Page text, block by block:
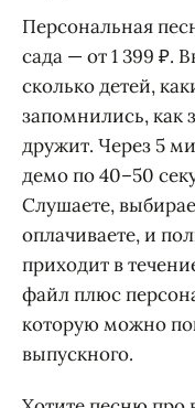
Персональная
сада — от 1 399 ₽.
сколько детей,
запомнились, как
дружит. Через 5
демо по 40–50
Слушаете,
оплачиваете, и
приходит в
файл плюс
которую можно
выпускного.